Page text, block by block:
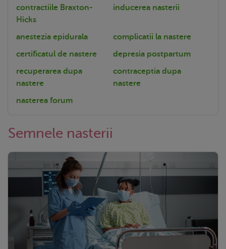
contractiile Braxton-
Hicks
inducerea nasterii
anestezia epidurala
complicatii la nastere
certificatul de nastere
depresia postpartum
recuperarea dupa
nastere
contraceptia dupa
nastere
nasterea forum
Semnele nasterii